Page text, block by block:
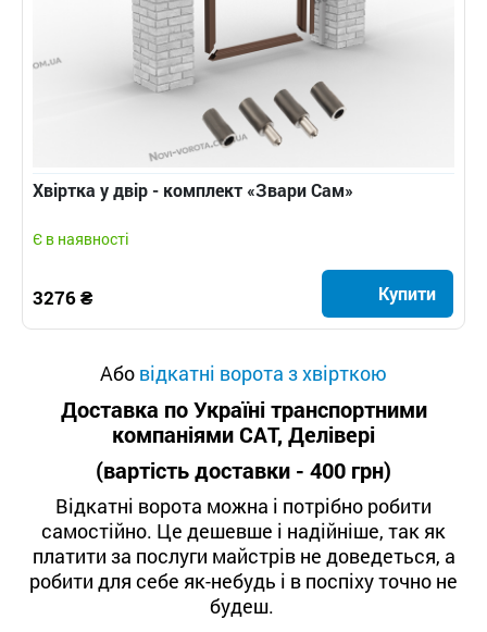
Хвіртка у двір - комплект «Звари Сам»
Є в наявності
3276 ₴ Купити
Або відкатні ворота з хвірткою
Доставка по Україні транспортними
компаніями САТ, Делівері
(вартість доставки - 400 грн)
Відкатні ворота можна і потрібно робити
самостійно. Це дешевше і надійніше, так як
платити за послуги майстрів не доведеться, а
робити для себе як-небудь і в поспіху точно не
будеш.